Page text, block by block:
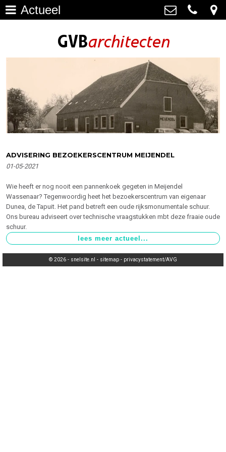
>
Onderhoud >
impressie oudere projecten >
Actueel
Contact >
GVB architecten
Haagweg 4-G3, 2311 AA Leiden
info@gvbarchitecten.nl
Actueel
ADVISERING BEZOEKERSCENTRUM MEIJENDEL
01-05-2021
Wie heeft er nog nooit een pannenkoek gegeten in Meijendel
Wassenaar? Tegenwoordig heet het bezoekerscentrum van eigenaar
Dunea, de Tapuit. Het pand betreft een oude rijksmonumentale schuur.
Ons bureau adviseert over technische vraagstukken mbt deze fraaie oude
schuur.
© 2026 - snelsite.nl - sitemap - privacystatement/AVG